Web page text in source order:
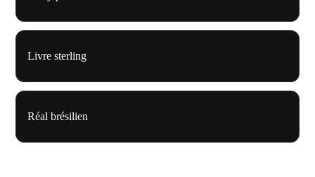
Livre sterling
Réal brésilien